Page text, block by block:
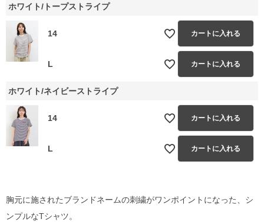
ホワイト/トープストライプ
14 カートに入れる
L カートに入れる
ホワイト/ネイビーストライプ
14 カートに入れる
L カートに入れる
胸元に施されたブランドネームの刺繍がワンポイントになった、シ
ンプルなTシャツ。